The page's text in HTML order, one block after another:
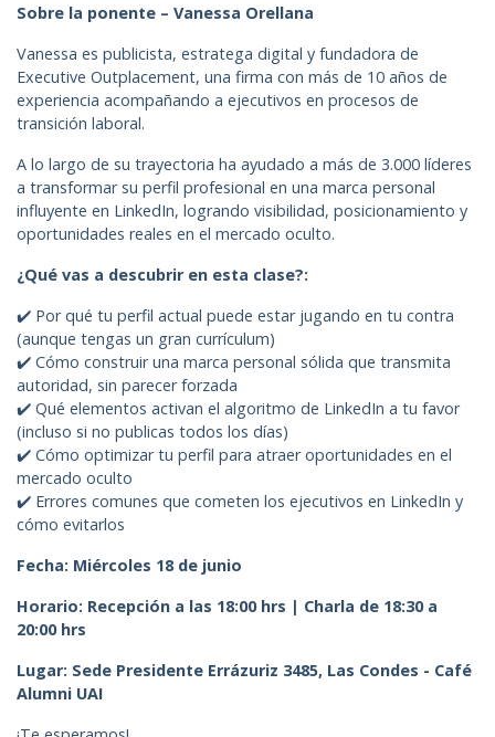
Sobre la ponente – Vanessa Orellana
Vanessa es publicista, estratega digital y fundadora de
Executive Outplacement, una firma con más de 10 años de
experiencia acompañando a ejecutivos en procesos de
transición laboral.
A lo largo de su trayectoria ha ayudado a más de 3.000 líderes
a transformar su perfil profesional en una marca personal
influyente en LinkedIn, logrando visibilidad, posicionamiento y
oportunidades reales en el mercado oculto.
¿Qué vas a descubrir en esta clase?:
✔️ Por qué tu perfil actual puede estar jugando en tu contra
(aunque tengas un gran currículum)
✔️ Cómo construir una marca personal sólida que transmita
autoridad, sin parecer forzada
✔️ Qué elementos activan el algoritmo de LinkedIn a tu favor
(incluso si no publicas todos los días)
✔️ Cómo optimizar tu perfil para atraer oportunidades en el
mercado oculto
✔️ Errores comunes que cometen los ejecutivos en LinkedIn y
cómo evitarlos
Fecha: Miércoles 18 de junio
Horario: Recepción a las 18:00 hrs | Charla de 18:30 a
20:00 hrs
Lugar: Sede Presidente Errázuriz 3485, Las Condes - Café
Alumni UAI